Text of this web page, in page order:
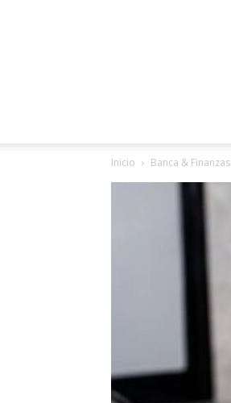
Inicio Banca & Finanzas